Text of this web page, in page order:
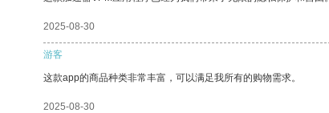
2025-08-30
游客
这款app的商品种类非常丰富，可以满足我所有的购物需求。
2025-08-30